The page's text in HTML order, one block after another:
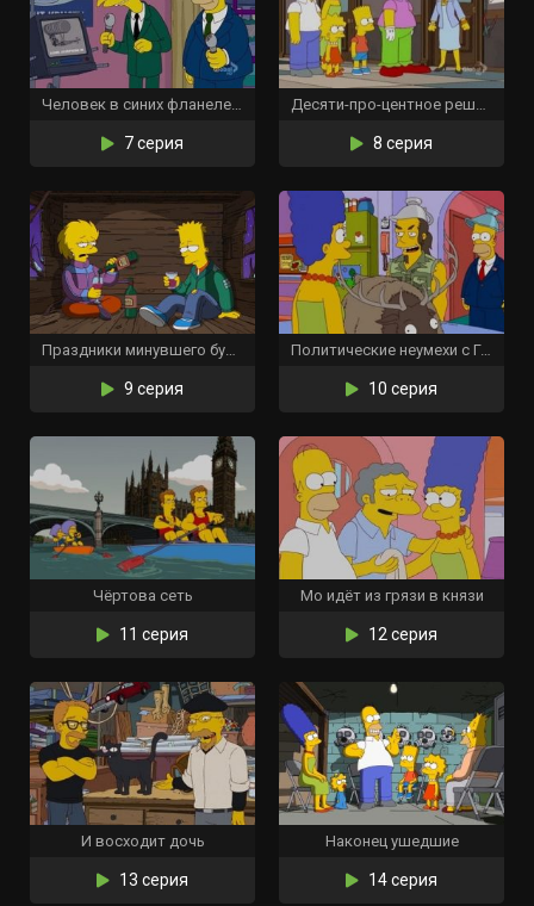
Человек в синих фланелевых брюках
7 серия
Десяти-про-центное решение
8 серия
Праздники минувшего будущего
9 серия
Политические неумехи с Гомером Симпсоном
10 серия
Чёртова сеть
11 серия
Мо идёт из грязи в князи
12 серия
И восходит дочь
13 серия
Наконец ушедшие
14 серия